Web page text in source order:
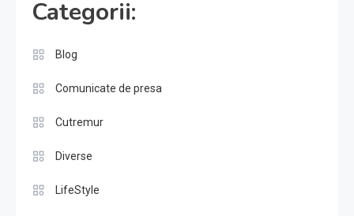
Categorii:
Blog
Comunicate de presa
Cutremur
Diverse
LifeStyle